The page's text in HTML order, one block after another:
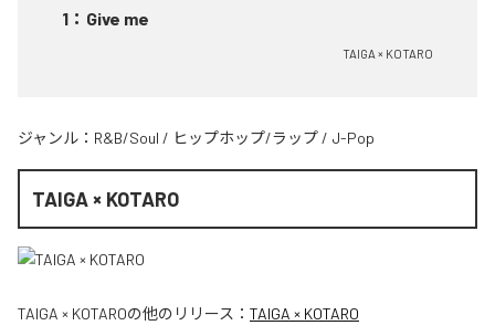
1 ： Give me
TAIGA × KOTARO
ジャンル： R&B/Soul / ヒップホップ/ラップ / J-Pop
TAIGA × KOTARO
TAIGA × KOTAROの他のリリース： TAIGA × KOTARO